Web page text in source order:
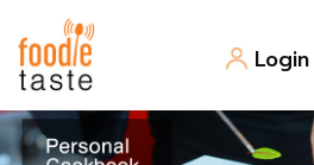
Login
สูตรอาหาร